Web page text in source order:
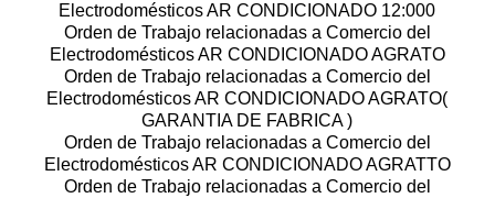
Electrodomésticos AR CONDICIONADO 12:000
Orden de Trabajo relacionadas a Comercio del
Electrodomésticos AR CONDICIONADO AGRATO
Orden de Trabajo relacionadas a Comercio del
Electrodomésticos AR CONDICIONADO AGRATO(
GARANTIA DE FABRICA )
Orden de Trabajo relacionadas a Comercio del
Electrodomésticos AR CONDICIONADO AGRATTO
Orden de Trabajo relacionadas a Comercio del